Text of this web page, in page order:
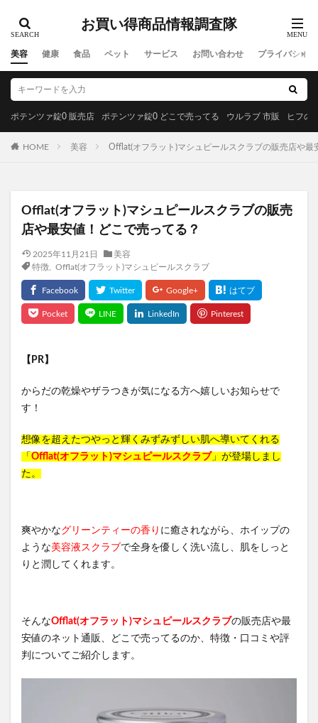
お買い得商品情報調査隊
美容 健康 食品 ペット サービス お問い合わせ プライバシー
ポテンツァ錠0 販売店 ポテンツァ錠0 どこで売ってる ウルラブ 市販 ヒフの
HOME 美容 Offlat(オフラット)マシュピールスクラブの販売店や最
Offlat(オフラット)マシュピールスクラブの販売
店や最安値！どこで売ってる？
2025年11月21日
美容
特徴, Offlat(オフラット)マシュピールスクラブ
【PR】
からだの乾燥やザラつきが気になる方へ嬉しいお知らせで
す！
想像を超えたつやっと輝くみずみずしい肌へ導いてくれる
「 Offlat(オフラット)マシュピールスクラブ 」が登場しまし
た。
爽やかなグリーンティーの香り に癒されながら、ホイップの
ような美容液スクラブ で全身を優しく洗い流し、肌をしっと
りと潤してくれます。
そんなOfflat(オフラット)マシュピールスクラブの販売店や最
安値のネット通販、どこで売ってるのか、特徴・口コミや評
判についてご紹介します。